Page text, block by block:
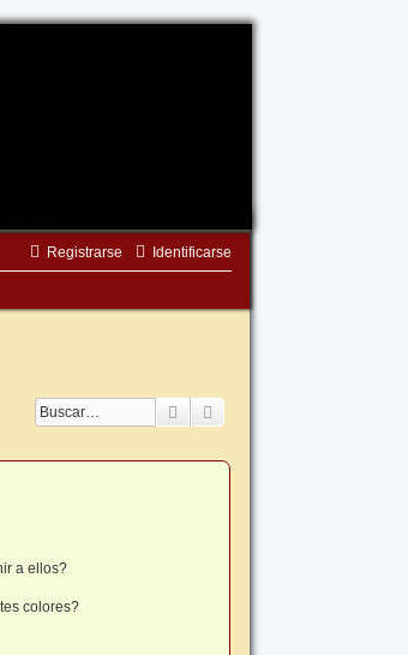
Identificarse
Registrarse
Buscar
a ellos?
colores?